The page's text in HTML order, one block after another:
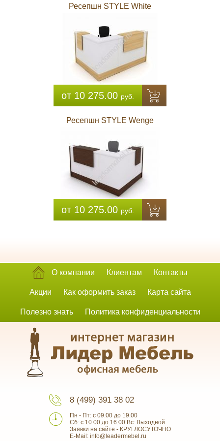
Ресепшн STYLE White
от 10 275.00 руб.
Ресепшн STYLE Wenge
от 10 275.00 руб.
О компании Клиентам Контакты
Акции Как оформить заказ Карта сайта
Полезно знать Политика конфиденциальности
8 (499) 391 38 02
Пн - Пт: с 09.00 до 19.00
Сб: с 10.00 до 16.00 Вс: Выходной
Заявки на сайте - КРУГЛОСУТОЧНО
E-Mail: info@leadermebel.ru